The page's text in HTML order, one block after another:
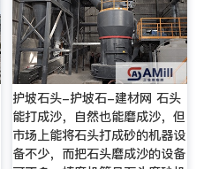
护坡石头-护坡石-建材网 石头
能打成沙，自然也能磨成沙，但
市场上能将石头打成砂的机器设
备不少，而把石头磨成沙的设备